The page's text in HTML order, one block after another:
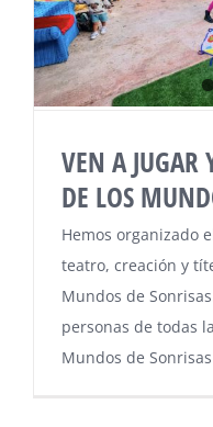
VEN A JUGAR
DE LOS
Hemos organizado
teatro, creación y
Mundos de
personas de todas
Mundos de Sonrisas